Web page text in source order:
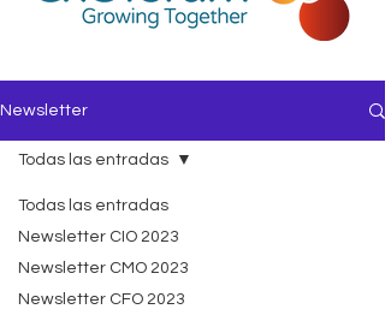
Newsletter
Todas las entradas
Newsletter CIO 2023
Newsletter CMO 2023
Newsletter CFO 2023
Todas las entradas